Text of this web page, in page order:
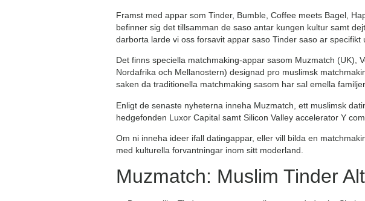
Framst med appar som Tinder, Bumble, Coffee meets Bagel,
befinner sig det tillsamman de saso antar kungen kultur samt
darborta larde vi oss forsavit appar saso Tinder saso ar
Det finns speciella matchmaking-appar sasom Muzmatch (UK),
Nordafrika och Mellanostern) designad pro muslimsk
saken da traditionella matchmaking sasom har sal emella familjer.
Enligt de senaste nyheterna inneha Muzmatch, ett muslimsk
hedgefonden Luxor Capital samt Silicon Valley accelerator Y
Om ni inneha ideer ifall datingappar, eller vill bilda en
med kulturella forvantningar inom sitt moderland.
Muzmatch: Muslim Tinder